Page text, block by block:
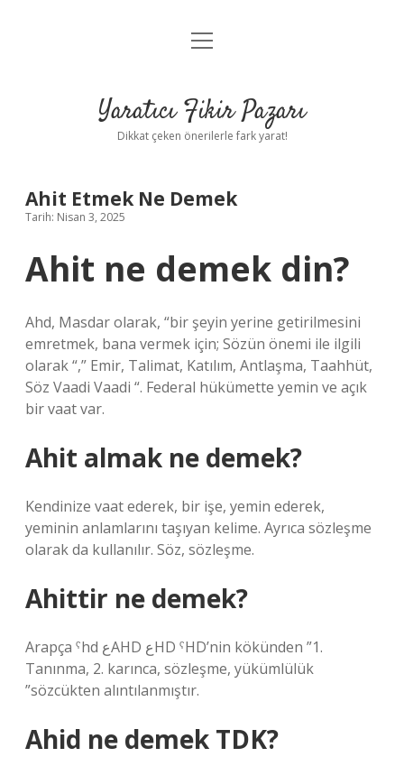
Anasayfa
Yasal Uyarı
menüyü
Yaratıcı Fikir Pazarı
Dikkat çeken önerilerle fark yarat!
Ahit Etmek Ne Demek
Tarih: Nisan 3, 2025
Ahit ne demek din?
Ahd, Masdar olarak, “bir şeyin yerine getirilmesini
emretmek, bana vermek için; Sözün önemi ile ilgili
olarak “,” Emir, Talimat, Katılım, Antlaşma, Taahhüt,
Söz Vaadi Vaadi “. Federal hükümette yemin ve açık
bir vaat var.
Ahit almak ne demek?
Kendinize vaat ederek, bir işe, yemin ederek,
yeminin anlamlarını taşıyan kelime. Ayrıca sözleşme
olarak da kullanılır. Söz, sözleşme.
Ahittir ne demek?
Arapça ˁhd عAHD عHD ˁHD’nin kökünden ”1.
Tanınma, 2. karınca, sözleşme, yükümlülük
”sözcükten alıntılanmıştır.
Ahid ne demek TDK?